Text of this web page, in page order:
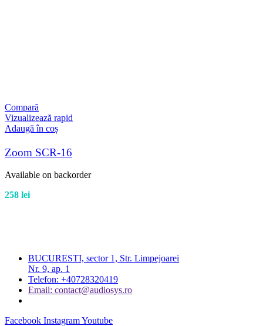
Compară
Vizualizează rapid
Adaugă în coș
Zoom SCR-16
Available on backorder
258 lei
BUCURESTI, sector 1, Str. Limpejoarei
Nr. 9, ap. 1
Telefon: +40728320419
Email: contact@audiosys.ro
Facebook InstagramYoutube